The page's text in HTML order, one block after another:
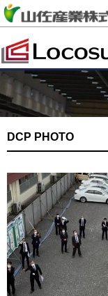
DCP PHOTO